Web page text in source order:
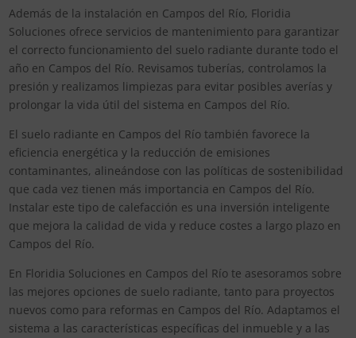
Además de la instalación en Campos del Río, Floridia
Soluciones ofrece servicios de mantenimiento para garantizar
el correcto funcionamiento del suelo radiante durante todo el
año en Campos del Río. Revisamos tuberías, controlamos la
presión y realizamos limpiezas para evitar posibles averías y
prolongar la vida útil del sistema en Campos del Río.
El suelo radiante en Campos del Río también favorece la
eficiencia energética y la reducción de emisiones
contaminantes, alineándose con las políticas de sostenibilidad
que cada vez tienen más importancia en Campos del Río.
Instalar este tipo de calefacción es una inversión inteligente
que mejora la calidad de vida y reduce costes a largo plazo en
Campos del Río.
En Floridia Soluciones en Campos del Río te asesoramos sobre
las mejores opciones de suelo radiante, tanto para proyectos
nuevos como para reformas en Campos del Río. Adaptamos el
sistema a las características específicas del inmueble y a las